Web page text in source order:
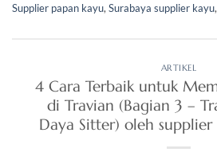
Supplier papan kayu, Surabaya supplier kayu,
ARTIKEL
4 Cara Terbaik untuk
di Travian (Bagian 3 –
Daya Sitter) oleh supplier